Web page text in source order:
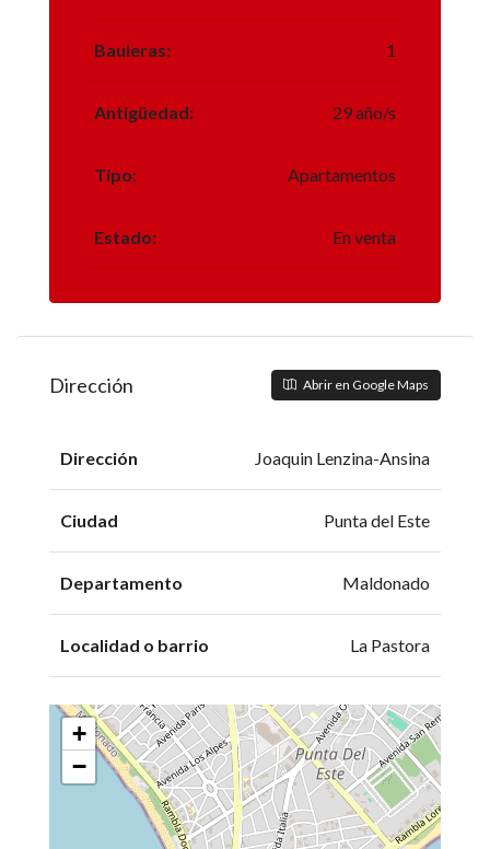
Bauleras: 1
Antigüedad: 29 año/s
Tipo: Apartamentos
Estado: En venta
Dirección Abrir en Google Maps
Dirección Joaquin Lenzina-Ansina
Ciudad Punta del Este
Departamento Maldonado
Localidad o barrio La Pastora
+
−